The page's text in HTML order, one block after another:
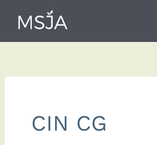
content
CIN CG